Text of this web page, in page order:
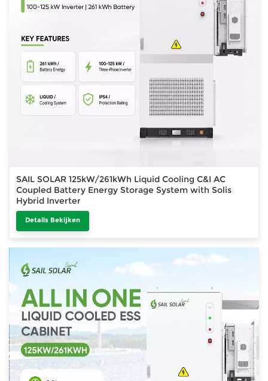
SAIL SOLAR 125kW/261kWh Liquid Cooling C&I AC
Coupled Battery Energy Storage System with Solis
Hybrid Inverter
Details Bekijken